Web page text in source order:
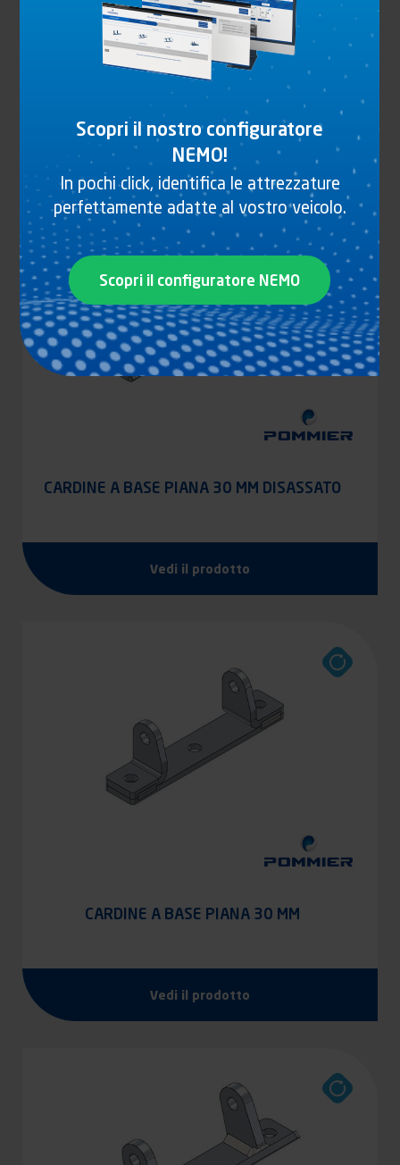
CARDINE A BASE PIANA 30 MM
Vedi il prodotto
CARDINE A BASE PIANA 30 MM DISASSATO
Vedi il prodotto
CARDINE A BASE PIANA 30 MM
Vedi il prodotto
Scopri il nostro configuratore
NEMO!
In pochi click, identifica le attrezzature
perfettamente adatte al vostro veicolo.
Scopri il configuratore NEMO